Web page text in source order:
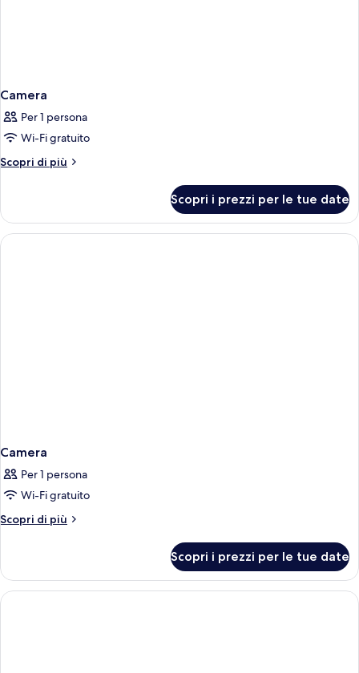
Camera
Per 1 persona
Wi-Fi gratuito
Scopri di più
Altri
Scopri i prezzi per le tue date
Camera
Per 1 persona
Wi-Fi gratuito
Scopri di più
Altri
Scopri i prezzi per le tue date